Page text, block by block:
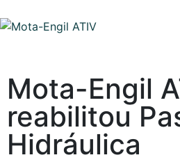
Mota-Engil
reabilitou
Hidráulica